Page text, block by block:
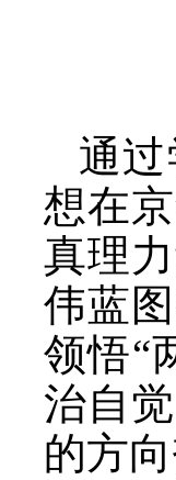
通
想在
真理
伟蓝
领悟“
治自
的方向